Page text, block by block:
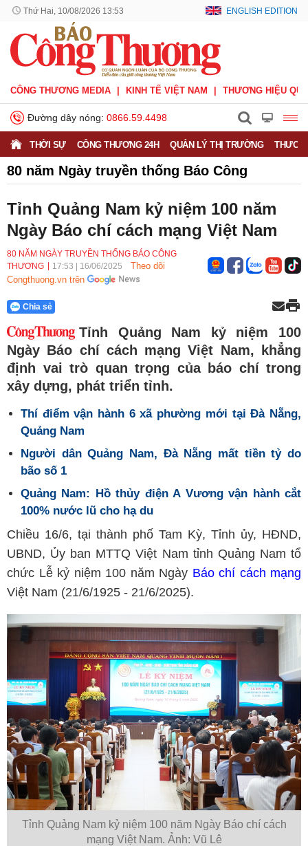
Thứ Hai, 10/08/2026 13:53 ENGLISH EDITION
CÔNG THƯƠNG MEDIA KINH TẾ VIỆT NAM THƯƠNG HIỆU
Đường dây nóng: 0866.59.4498
THỜI SỰ CÔNG THƯƠNG 24H QUẢN LÝ THỊ TRƯỜNG
80 năm Ngày truyền thống Báo Công
Tỉnh Quảng Nam kỷ niệm 100 năm
Ngày Báo chí cách mạng Việt Nam
80 NĂM NGÀY TRUYỀN THỐNG BÁO CÔNG
THƯƠNG
17:53 16/06/2025
Theo dõi
Congthuong.vn trên
Chia sẻ
Tỉnh Quảng Nam kỷ niệm 100
Ngày Báo chí cách mạng Việt Nam, khẳng
định vai trò quan trọng của báo chí trong
xây dựng, phát triển tỉnh.
Thí điểm vận hành 6 xã phường mới tại Đà Nẵng,
Quảng Nam
Người dân Quảng Nam, Đà Nẵng mất tiền tỷ do
bão số 1
Quảng Nam: Hồ thủy điện A Vương vận hành cắt
100% nước lũ cho hạ du
Chiều 16/6, tại thành phố Tam Kỳ, Tỉnh ủy, HĐND,
UBND, Ủy ban MTTQ Việt Nam tỉnh Quảng Nam tổ
chức Lễ kỷ niệm 100 năm Ngày Báo chí cách mạng
Việt Nam (21/6/1925 - 21/6/2025).
Tỉnh Quảng Nam kỷ niệm 100 năm Ngày Báo chí cách
mạng Việt Nam. Ảnh: Vũ Lê